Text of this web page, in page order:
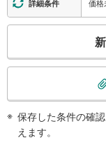
《多機能トイレ》
・ＡＥＤ
詳細条件 価格
検
保存した条件の確
えます。